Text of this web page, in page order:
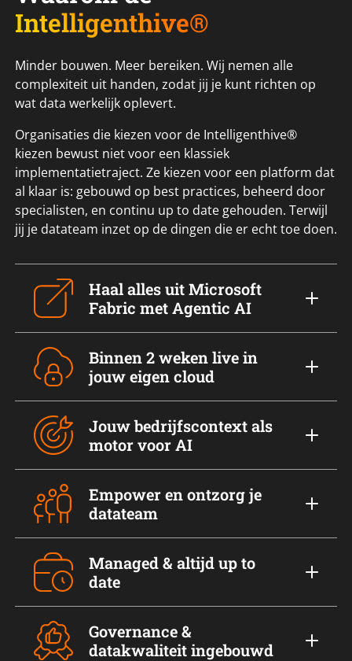
Intelligenthive®
Minder bouwen. Meer bereiken. Wij nemen alle
complexiteit uit handen, zodat jij je kunt richten op
wat data werkelijk oplevert.
Organisaties die kiezen voor de Intelligenthive®
kiezen bewust niet voor een klassiek
implementatietraject. Ze kiezen voor een platform dat
al klaar is: gebouwd op best practices, beheerd door
specialisten, en continu up to date gehouden. Terwijl
jij je datateam inzet op de dingen die er echt toe doen.
Haal alles uit Microsoft
Fabric met Agentic AI
Binnen 2 weken live in
jouw eigen cloud
Jouw bedrijfscontext als
motor voor AI
Empower en ontzorg je
datateam
Managed & altijd up to
date
Governance &
datakwaliteit ingebouwd